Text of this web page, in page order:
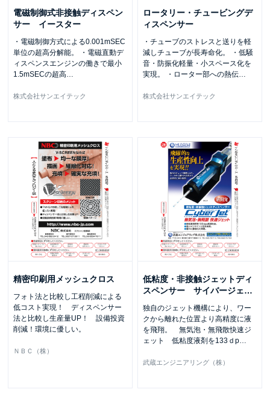
電磁制御式非接触ディスペン
サー イースター
・電磁制御方式による0.001mSEC
単位の超高分解能。 ・電磁直動デ
ィスペンスエンジンの働きで最小
1.5mSECの超高
株式会社サンエイテック
ロータリー・チュービングデ
ィスペンサー
・チューブのストレスと送りを軽
減しチューブが長寿命化。 ・低騒
音・防振化軽量・小スペース化を
実現。 ・ローター部への熱伝
株式会社サンエイテック
精密印刷用メッシュクロス
フォト法と比較し工程削減による
低コスト実現！ ディスペンサー
法と比較し生産量UP！ 設備投資
削減！環境に優しい。
ＮＢＣ（株）
低粘度・非接触ジェットディ
スペンサー サイバージェ…
独自のジェット機構により、ワー
クから離れた位置より高精度に液
を飛翔。 無気泡・無飛散快速ジ
ェット 低粘度液剤を133ｄp…
武蔵エンジニアリング（株）